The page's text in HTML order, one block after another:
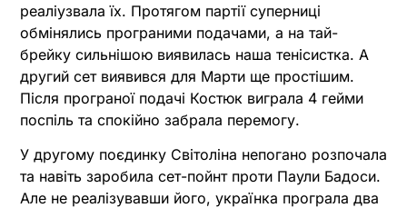
реаліузвала їх. Протягом партії суперниці
обмінялись програними подачами, а на тай-
брейку сильнішою виявилась наша тенісистка. А
другий сет виявився для Марти ще простішим.
Після програної подачі Костюк виграла 4 гейми
поспіль та спокійно забрала перемогу.
У другому поєдинку Світоліна непогано розпочала
та навіть заробила сет-пойнт проти Паули Бадоси.
Але не реалізувавши його, українка програла два